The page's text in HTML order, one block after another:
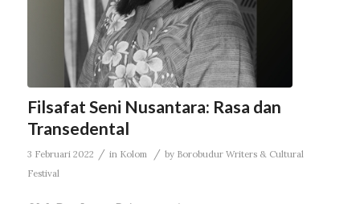
Filsafat Seni Nusantara: Rasa dan
Transedental
3 Februari 2022 / in Kolom / by Borobudur Writers & Cultural
Festival